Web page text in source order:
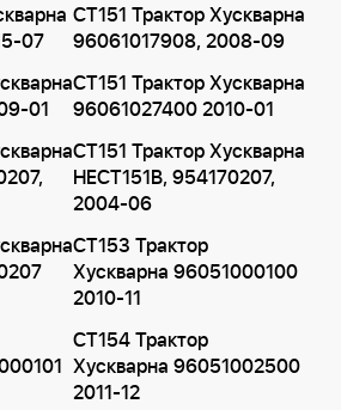
07
CT151 Трактор Хускварна
96061017908, 2008-09
01
CT151 Трактор Хускварна
96061027400 2010-01
CT151 Трактор Хускварна
HECT151B, 954170207,
2004-06
CT153 Трактор
Хускварна 96051000100
2010-11
CT154 Трактор
Хускварна 96051002500
2011-12